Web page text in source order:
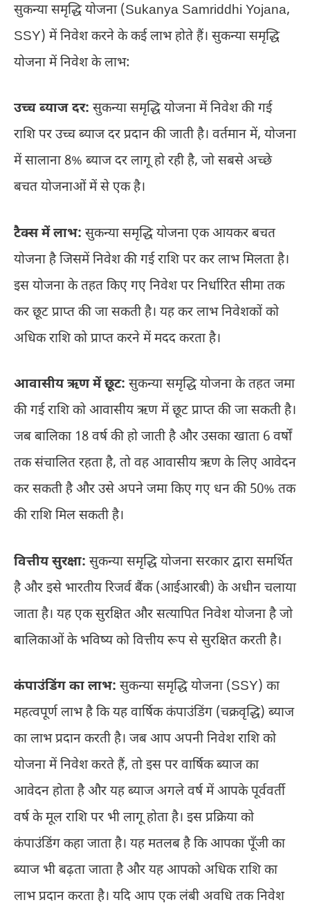
सुकन्या समृद्धि योजना (Sukanya Samriddhi Yojana,
SSY) में निवेश करने के कई लाभ होते हैं। सुकन्या समृद्धि
योजना में निवेश के लाभ:
उच्च ब्याज दर: सुकन्या समृद्धि योजना में निवेश की गई
राशि पर उच्च ब्याज दर प्रदान की जाती है। वर्तमान में, योजना
में सालाना 8% ब्याज दर लागू हो रही है, जो सबसे अच्छे
बचत योजनाओं में से एक है।
टैक्स में लाभ: सुकन्या समृद्धि योजना एक आयकर बचत
योजना है जिसमें निवेश की गई राशि पर कर लाभ मिलता है।
इस योजना के तहत किए गए निवेश पर निर्धारित सीमा तक
कर छूट प्राप्त की जा सकती है। यह कर लाभ निवेशकों को
अधिक राशि को प्राप्त करने में मदद करता है।
आवासीय ऋण में छूट: सुकन्या समृद्धि योजना के तहत जमा
की गई राशि को आवासीय ऋण में छूट प्राप्त की जा सकती है।
जब बालिका 18 वर्ष की हो जाती है और उसका खाता 6 वर्षों
तक संचालित रहता है, तो वह आवासीय ऋण के लिए आवेदन
कर सकती है और उसे अपने जमा किए गए धन की 50% तक
की राशि मिल सकती है।
वित्तीय सुरक्षा: सुकन्या समृद्धि योजना सरकार द्वारा समर्थित
है और इसे भारतीय रिजर्व बैंक (आईआरबी) के अधीन चलाया
जाता है। यह एक सुरक्षित और सत्यापित निवेश योजना है जो
बालिकाओं के भविष्य को वित्तीय रूप से सुरक्षित करती है।
कंपाउंडिंग का लाभ: सुकन्या समृद्धि योजना (SSY) का
महत्वपूर्ण लाभ है कि यह वार्षिक कंपाउंडिंग (चक्रवृद्धि) ब्याज
का लाभ प्रदान करती है। जब आप अपनी निवेश राशि को
योजना में निवेश करते हैं, तो इस पर वार्षिक ब्याज का
आवेदन होता है और यह ब्याज अगले वर्ष में आपके पूर्ववर्ती
वर्ष के मूल राशि पर भी लागू होता है। इस प्रक्रिया को
कंपाउंडिंग कहा जाता है। यह मतलब है कि आपका पूँजी का
ब्याज भी बढ़ता जाता है और यह आपको अधिक राशि का
लाभ प्रदान करता है। यदि आप एक लंबी अवधि तक निवेश